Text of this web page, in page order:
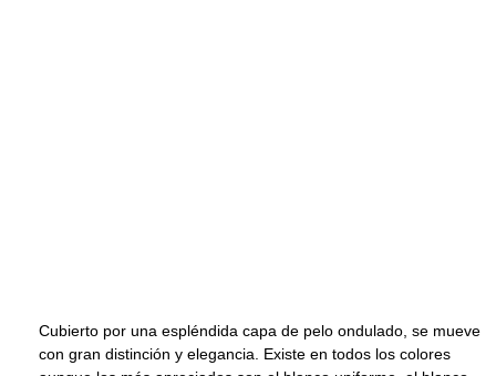
Cubierto por una espléndida capa de pelo ondulado, se mueve
con gran distinción y elegancia. Existe en todos los colores